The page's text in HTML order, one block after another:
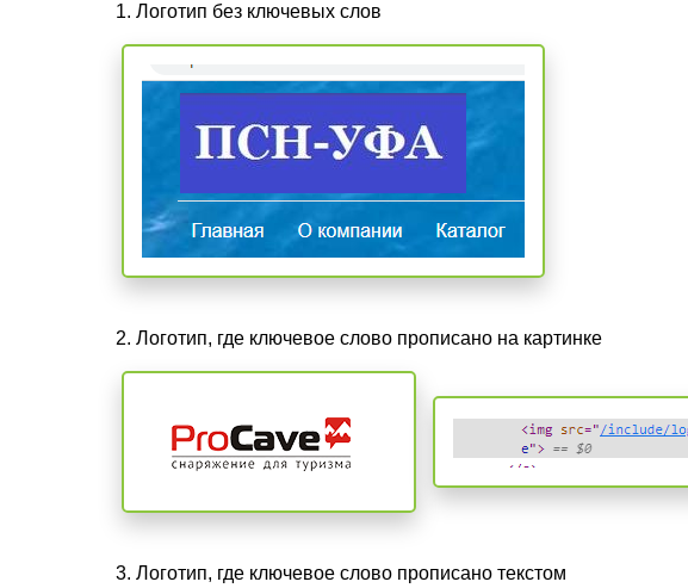
1. Логотип без ключевых слов
2. Логотип, где ключевое слово прописано на картинке
3. Логотип, где ключевое слово прописано текстом